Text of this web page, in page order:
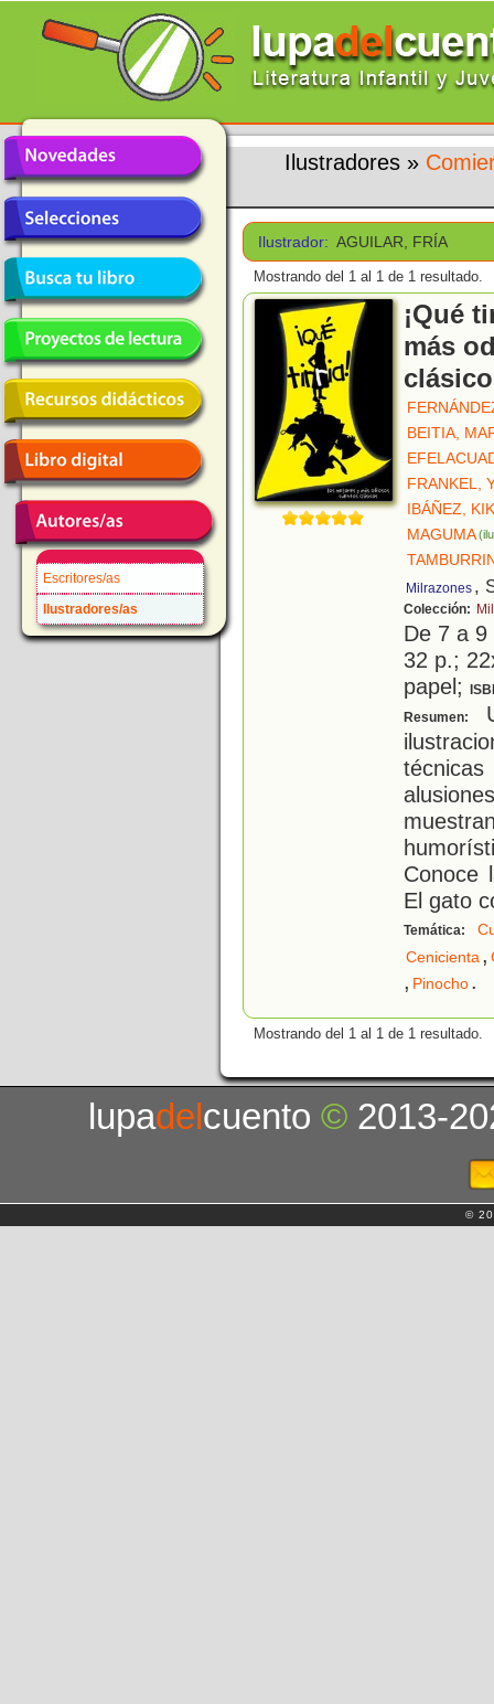
Escritores/as
Ilustradores/as
Ilustradores »
Ilustrador: AGUILAR, FRÍA
Mostrando del 1 al 1 de 1 resultado.
¡Qué
más
BEITIA,
FRANKEL,
IBÁÑEZ,
MAGUMA
Milrazones ,
Colección:
De 7 a
32 p.;
papel;
Resumen:
Conoce
El gato
Temática:
Cenicienta,
, Pinocho.
Mostrando del 1 al 1 de 1 resultado.
lupadelcuento© 2013-
©